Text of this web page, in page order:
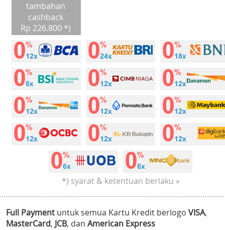
tambahan
cashback
Rp 226.800 *)
*) syarat & ketentuan berlaku »
Full Payment untuk semua Kartu Kredit berlogo VISA,
MasterCard, JCB, dan American Express